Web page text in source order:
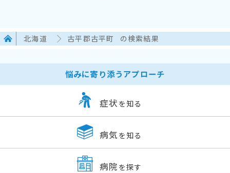
北海道 古平郡古平町 の検索結果
悩みに寄り添うアプローチ
症状 を知る
病気 を知る
病院 を探す